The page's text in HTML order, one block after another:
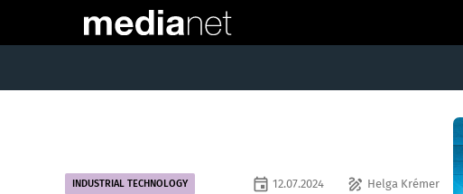
INDUSTRIAL TECHNOLOGY draw Helga Krémer
event 12.07.2024